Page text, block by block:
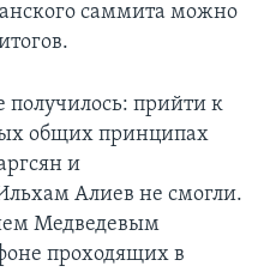
саммита можно
прийти к
общих принципах
и
Алиев не смогли.
Медведевым
проходящих в